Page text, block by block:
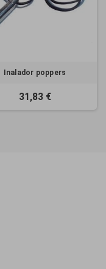
Inalador poppers
31,83 €